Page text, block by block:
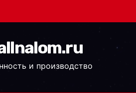
и производство